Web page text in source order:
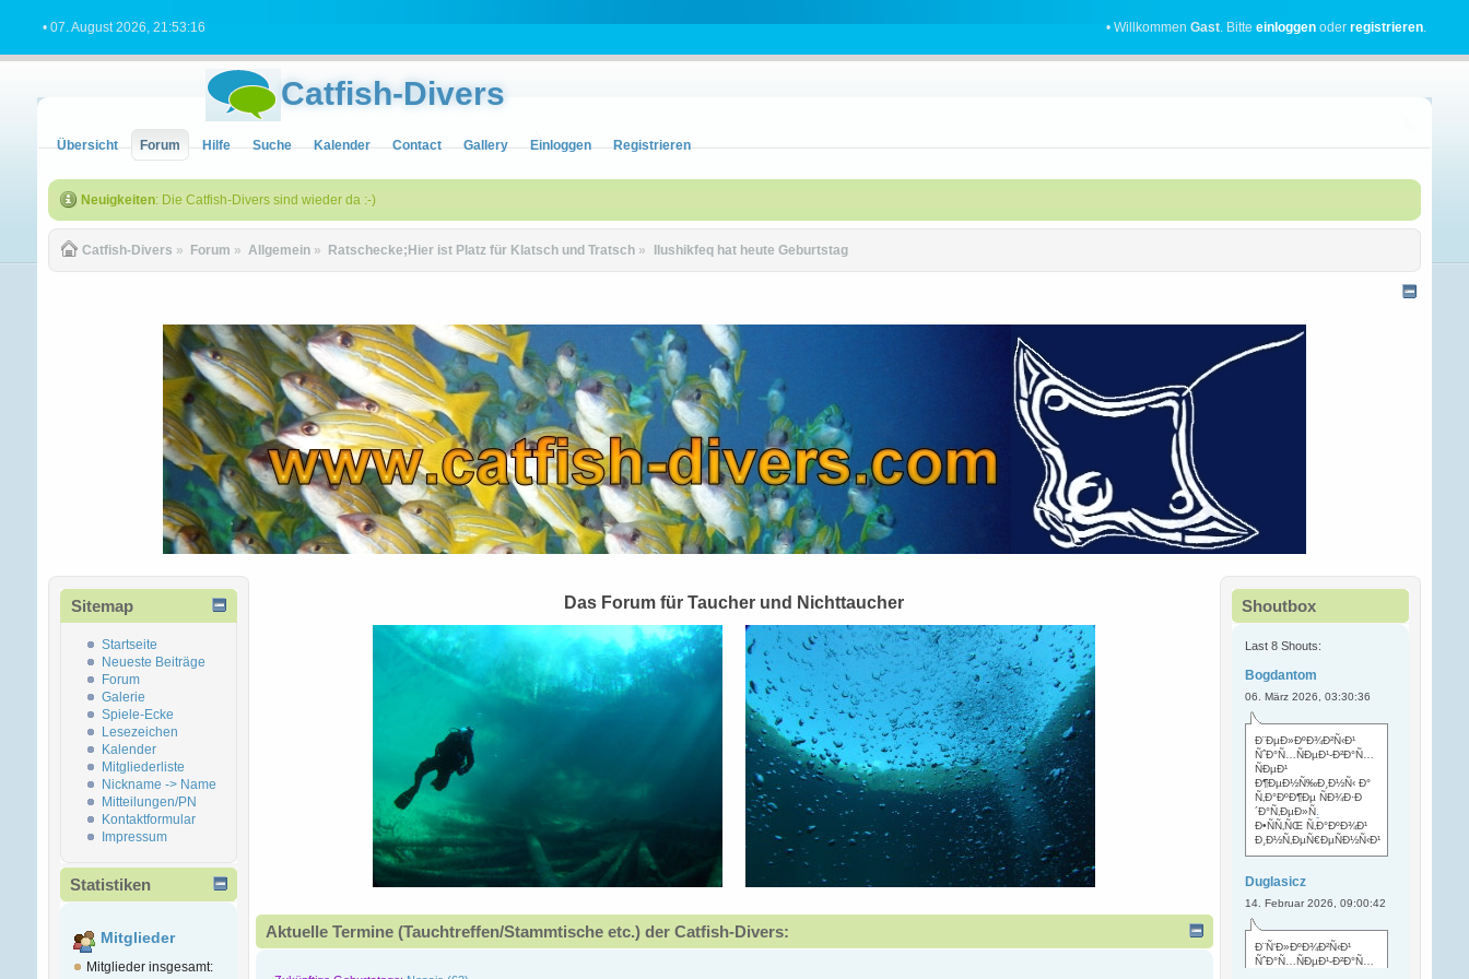
• 07. August 2026, 21:53:16 • WillkommenGast. Bitteeinloggen oderregistrieren.
Catfish-Divers
Übersicht Forum Hilfe Suche Kalender Contact Gallery Einloggen Registrieren
Neuigkeiten: Die Catfish-Divers sind wieder da :-)
Catfish-Divers » Forum » Allgemein » Ratschecke;Hier ist Platz für Klatsch und Tratsch » Ilushikfeq hat heute Geburtstag
Sitemap
Startseite
Neueste Beiträge
Forum
Galerie
Spiele-Ecke
Lesezeichen
Kalender
Mitgliederliste
Nickname -> Name
Mitteilungen/PN
Kontaktformular
Impressum
Statistiken
Mitglieder
Mitglieder insgesamt:
Das Forum für Taucher und Nichttaucher
Aktuelle Termine (Tauchtreffen/Stammtische etc.) der Catfish-Divers:
Shoutbox
Last 8 Shouts:
Bogdantom
06. März 2026, 03:30:36
Ð¨ÐµÐ»ÐºÐ¾Ð²Ñ‹Ð¹
ÑˆÐ°Ñ…ÑÐµÐ¹-Ð²Ð°Ñ…
ÑÐµÐ¹
Ð¶ÐµÐ½Ñ‰Ð¸Ð½Ñ‹ Ð°
Ñ‚Ð°ÐºÐ¶Ðµ ÑÐ¾Ð·Ð
´Ð°Ñ‚ÐµÐ»Ñ.
Ð•ÑÑ‚ÑŒ Ñ‚Ð°ÐºÐ¾Ð¹
Ð¸Ð½Ñ‚ÐµÑ€ÐµÑÐ½Ñ‹Ð¹
Duglasicz
14. Februar 2026, 09:00:42
Ð¨Ñ‘Ð»ÐºÐ¾Ð²Ñ‹Ð¹
ÑˆÐ°Ñ…ÑÐµÐ¹-Ð²Ð°Ñ…